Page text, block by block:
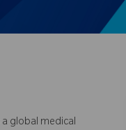
global medical